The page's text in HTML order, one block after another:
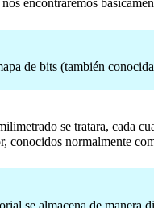
encontraremos
de bits (también
se tratara, cada
conocidos normalmente